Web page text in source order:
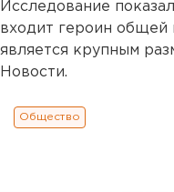
Исследование
входит героин общей
является крупным
Новости.
Общество